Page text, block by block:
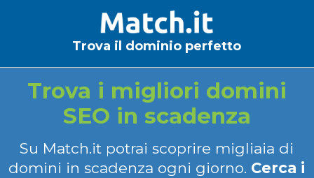
Trova il dominio perfetto
Trova i migliori domini
SEO in scadenza
Su Match.it potrai scoprire migliaia di
domini in scadenza ogni giorno. Cerca i